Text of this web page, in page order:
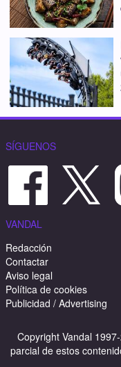
SÍGUENOS
VANDAL
Redacción
Contactar
Aviso legal
Política de cookies
Publicidad / Advertising
Copyright Vandal
parcial de estos